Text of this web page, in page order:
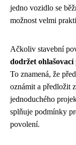
jedno vozidlo se
možnost velmi
Ačkoliv stavební
dodržet ohlašovací
To znamená, že
oznámit a předložit
jednoduchého
splňuje podmínky
povolení.